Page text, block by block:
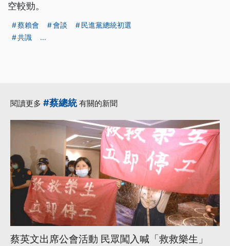
空較勁。
蔡賴會 會談
民進黨總統初選
共識
...
閱讀更多 #蔡總統有關的新聞
蔡英文出席公會活動 民眾闖入喊「救救樂生」